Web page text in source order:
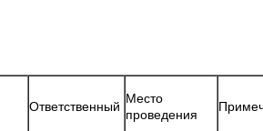
Ответственный
Место
проведения